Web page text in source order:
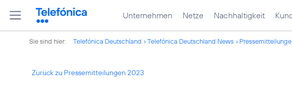
Unternehmen Netze Nachhaltigkeit
Sie sind hier: Telefónica Deutschland Telefónica Deutschland News
Zurück zu Pressemitteilungen 2023